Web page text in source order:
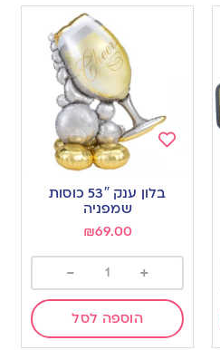
wishlist
בלון ענק 53″ כוסות
שמפניה
₪69.00
+
-
הוספה לסל